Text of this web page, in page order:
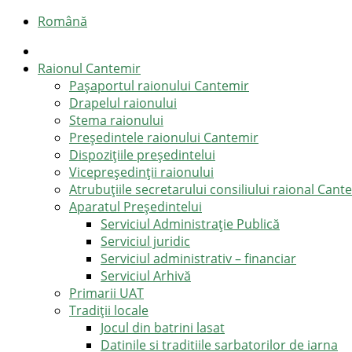
Română
Raionul Cantemir
Pașaportul raionului Cantemir
Drapelul raionului
Stema raionului
Preşedintele raionului Cantemir
Dispozițiile președintelui
Vicepreşedinţii raionului
Atrubuțiile secretarului consiliului raional
Aparatul Preşedintelui
Serviciul Administraţie Publică
Serviciul juridic
Serviciul administrativ – financiar
Serviciul Arhivă
Primarii UAT
Tradiții locale
Jocul din batrini lasat
Datinile si traditiile sarbatorilor de iarna